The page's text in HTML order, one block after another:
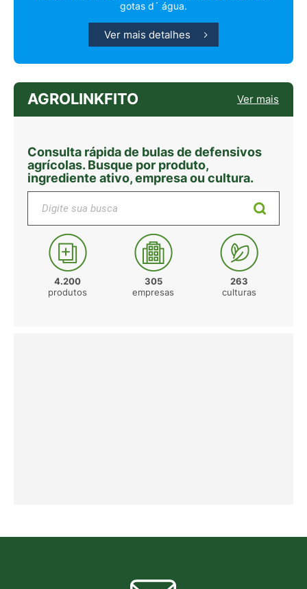
gotas d´ água.
Ver mais detalhes
AGROLINKFITO Ver mais
Consulta rápida de bulas de defensivos
agrícolas. Busque por produto,
ingrediente ativo, empresa ou cultura.
4.200
produtos
305
empresas
263
culturas